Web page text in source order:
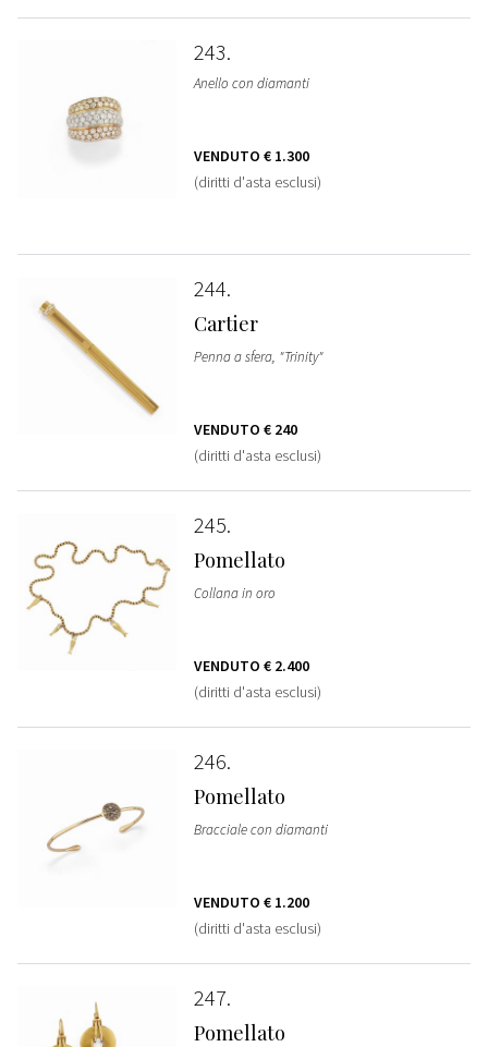
243
Anello con diamanti
VENDUTO € 1.300
(diritti d'asta esclusi)
244
Cartier
Penna a sfera, "Trinity"
VENDUTO € 240
(diritti d'asta esclusi)
245
Pomellato
Collana in oro
VENDUTO € 2.400
(diritti d'asta esclusi)
246
Pomellato
Bracciale con diamanti
VENDUTO € 1.200
(diritti d'asta esclusi)
247
Pomellato